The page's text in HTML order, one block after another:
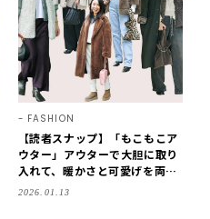
FASHION
【読者スナップ】「もこもこア
ウター」アウターで大胆に取り
入れて、暖かさと可愛げを両立
させるのが今の気分！
2026.01.13